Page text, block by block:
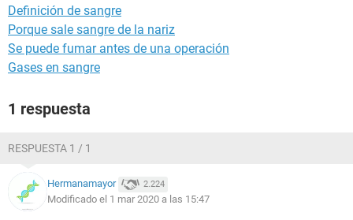
Definición de sangre
Porque sale sangre de la nariz
Se puede fumar antes de una operación
Gases en sangre
1 respuesta
RESPUESTA 1 / 1
Hermanamayor 2.224
Modificado el 1 mar 2020 a las 15:47